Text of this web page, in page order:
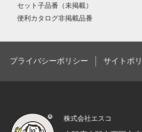
セット子品番（未掲載）
便利カタログ非掲載品番
プライバシーポリシー サイトポ
株式会社エスコ